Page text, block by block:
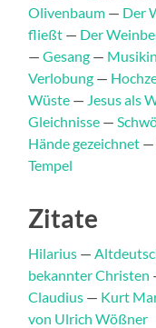
Olivenbaum — Der
fließt — Der
—Gesang —
Verlobung —
Wüste — Jesus als
Gleichnisse —
Hände gezeichnet —
Tempel
Zitate
Hilarius —
bekannter Christen
Claudius — Kurt
von Ulrich Wößner